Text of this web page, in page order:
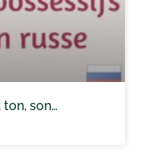
ton, son…